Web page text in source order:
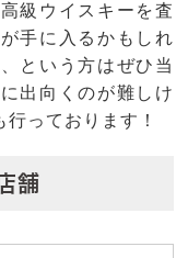
級ウイスキーを査
手に入るかもしれ
という方はぜひ当
出向くのが難しけ
っております！
舗